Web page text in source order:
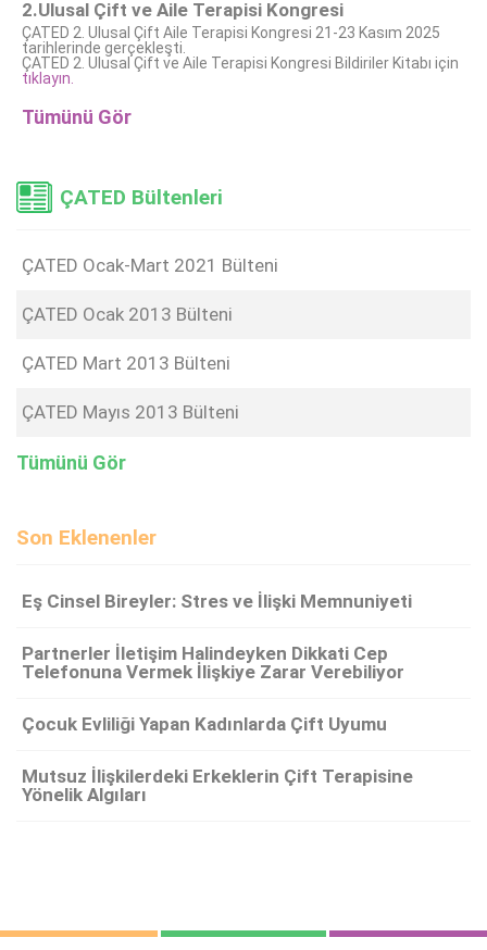
2.Ulusal Çift ve Aile Terapisi Kongresi
ÇATED 2. Ulusal Çift Aile Terapisi Kongresi 21-23 Kasım 2025
tarihlerinde gerçekleşti.
ÇATED 2. Ulusal Çift ve Aile Terapisi Kongresi Bildiriler Kitabı için
tıklayın.
Tümünü Gör
ÇATED Bültenleri
ÇATED Ocak-Mart 2021 Bülteni
ÇATED Ocak 2013 Bülteni
ÇATED Mart 2013 Bülteni
ÇATED Mayıs 2013 Bülteni
Tümünü Gör
Son Eklenenler
Eş Cinsel Bireyler: Stres ve İlişki Memnuniyeti
Partnerler İletişim Halindeyken Dikkati Cep
Telefonuna Vermek İlişkiye Zarar Verebiliyor
Çocuk Evliliği Yapan Kadınlarda Çift Uyumu
Mutsuz İlişkilerdeki Erkeklerin Çift Terapisine
Yönelik Algıları